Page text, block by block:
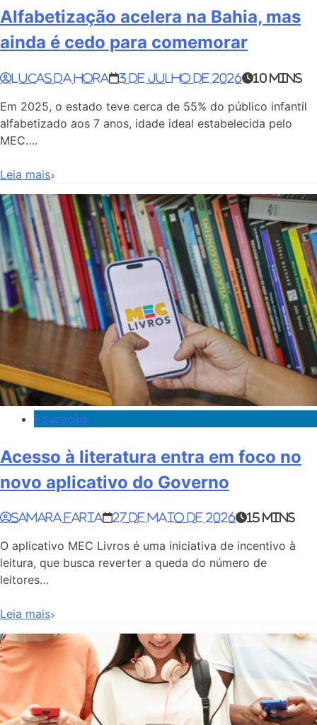
Alfabetização acelera na Bahia, mas
ainda é cedo para comemorar
Lucas da Hora 3 de julho de 2026 10 mins
Em 2025, o estado teve cerca de 55% do público infantil
alfabetizado aos 7 anos, idade ideal estabelecida pelo
MEC….
Leia mais
Educação
Acesso à literatura entra em foco no
novo aplicativo do Governo
Samara Faria 27 de maio de 2026 15 mins
O aplicativo MEC Livros é uma iniciativa de incentivo à
leitura, que busca reverter a queda do número de
leitores…
Leia mais